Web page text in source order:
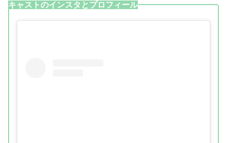
キャストのインスタとプロフィール